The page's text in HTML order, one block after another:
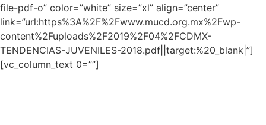
file-pdf-o” color=”white” size=”xl” align=”center”
link=”url:https%3A%2F%2Fwww.mucd.org.mx%2Fwp-
content%2Fuploads%2F2019%2F04%2FCDMX-
TENDENCIAS-JUVENILES-2018.pdf||target:%20_blank|”]
[vc_column_text 0=””]